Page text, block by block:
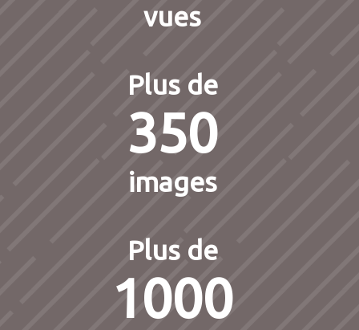
vues
Plus de
350
images
Plus de
1000